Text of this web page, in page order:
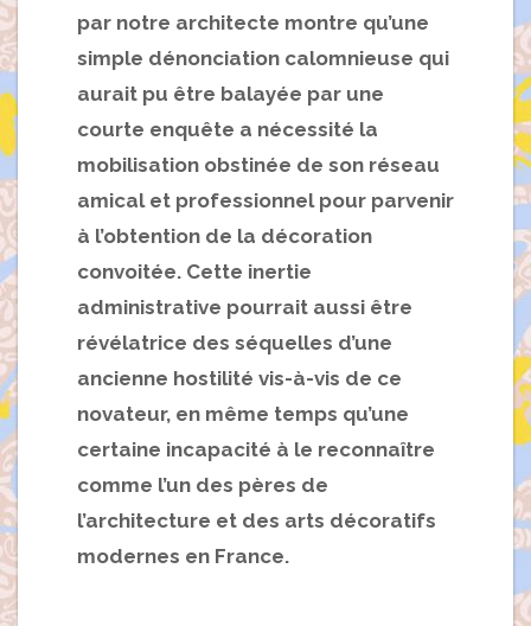
par notre architecte montre qu’une
simple dénonciation calomnieuse qui
aurait pu être balayée par une
courte enquête a nécessité la
mobilisation obstinée de son réseau
amical et professionnel pour parvenir
à l’obtention de la décoration
convoitée. Cette inertie
administrative pourrait aussi être
révélatrice des séquelles d’une
ancienne hostilité vis-à-vis de ce
novateur, en même temps qu’une
certaine incapacité à le reconnaître
comme l’un des pères de
l’architecture et des arts décoratifs
modernes en France.